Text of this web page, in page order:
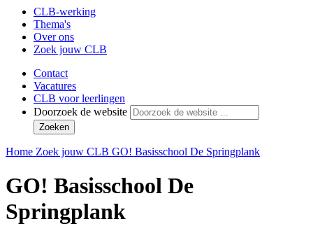
CLB-werking
Thema's
Over ons
Zoek jouw CLB
Contact
Vacatures
CLB voor leerlingen
Doorzoek de website
Zoeken
Home Zoek jouw CLB GO! Basisschool De Springplank
GO! Basisschool De
Springplank